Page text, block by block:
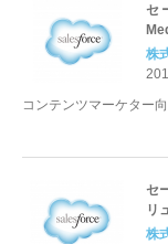
セ
株
コンテンツマーケター
セ
リ
株